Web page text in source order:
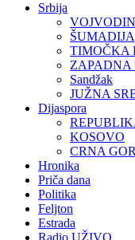
Srbija
ŠUMADIJA
TIMOČKA
ZAPADNA
Sandžak
JUŽNA
Dijaspora
KOSOVO
CRNA
Hronika
Priča dana
Politika
Feljton
Estrada
Radio UŽIVO